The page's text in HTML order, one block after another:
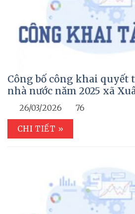
Công bố công khai quyết
nhà nước năm 2025 xã
26/03/2026 76
CHI TIẾT »